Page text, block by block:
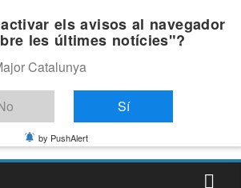
Dijous, agost 6, 2026
els avisos al navegador
les últimes notícies"?
Catalunya
Sí
by PushAlert